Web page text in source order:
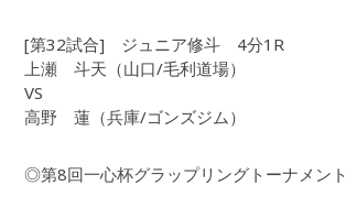
[第32試合] ジュニア修斗 4分1R
上瀬 斗天（山口/毛利道場）
VS
高野 蓮（兵庫/ゴンズジム）
◎第8回一心杯グラップリングトーナメント